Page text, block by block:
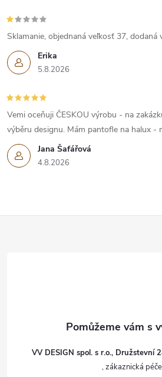
Erika
5.8.2026
Sklamanie, objednaná veľkosť 37, dodaná
Jana Šafářová
4.8.2026
Vemi oceňuji ČESKOU výrobu - na
výběru designu. Mám pantofle na halux -
VV DESIGN spol. s r.o., Družstevní